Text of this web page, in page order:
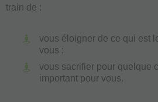
train de :
vous éloigner de ce qui est
vous ;
vous sacrifier pour quelque
important pour vous.